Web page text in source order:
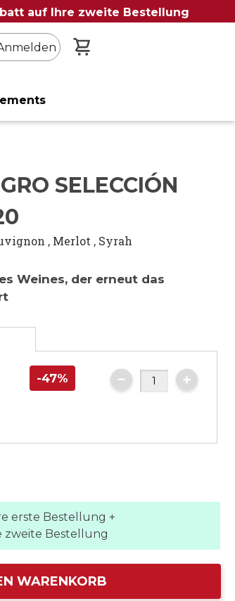
auf Ihre zweite Bestellung
SELECCIÓN
, Merlot , Syrah
Weines, der erneut das
-47%
erste Bestellung +
zweite Bestellung
WARENKORB